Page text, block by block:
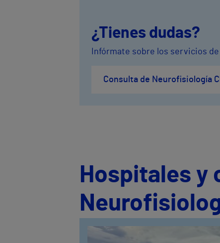
¿Tienes dudas?
Infórmate sobre los servicios
Consulta de Neurofisiología
Hospitales y